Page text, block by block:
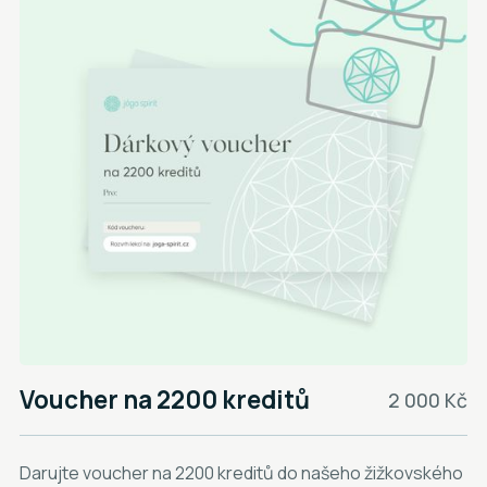
Voucher na 2200 kreditů 2 000 Kč
Darujte voucher na 2200 kreditů do našeho žižkovského